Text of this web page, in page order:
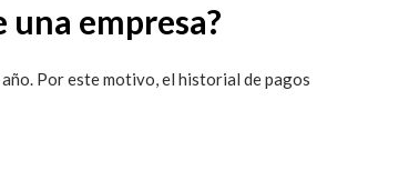
empresa?
Por este motivo, el historial de pagos